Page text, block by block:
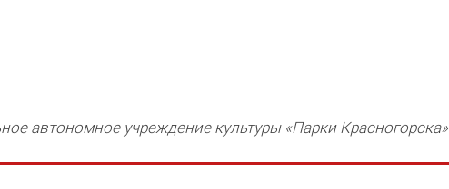
автономное учреждение культуры «Парки Красногорска»